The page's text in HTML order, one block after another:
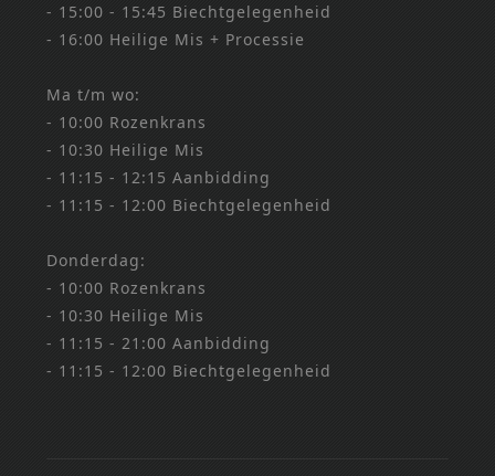
- 15:00 - 15:45 Biechtgelegenheid
- 16:00 Heilige Mis + Processie
Ma t/m wo:
- 10:00 Rozenkrans
- 10:30 Heilige Mis
- 11:15 - 12:15 Aanbidding
- 11:15 - 12:00 Biechtgelegenheid
Donderdag:
- 10:00 Rozenkrans
- 10:30 Heilige Mis
- 11:15 - 21:00 Aanbidding
- 11:15 - 12:00 Biechtgelegenheid